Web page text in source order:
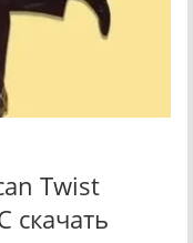
Twist
скачать